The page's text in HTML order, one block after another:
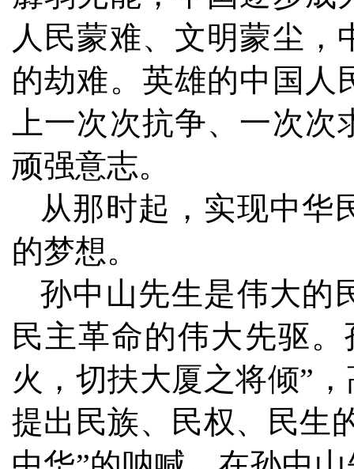
人民蒙难、文明蒙尘
的劫难。英雄的中国人
上一次次抗争、一次次
顽强意志。
从那时起，实现中华
的梦想。
孙中山先生是伟大的
民主革命的伟大先驱
火，切扶大厦之将倾”
提出民族、民权、民生